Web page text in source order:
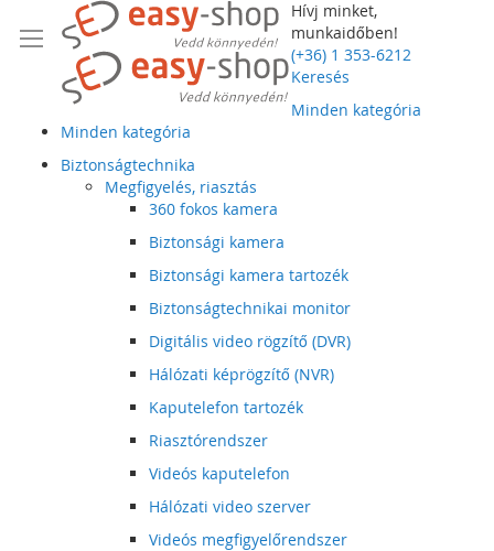
Hívj minket,
munkaidőben!
(+36) 1 353-6212
Keresés
Minden kategória
Minden kategória
Biztonságtechnika
Megfigyelés, riasztás
360 fokos kamera
Biztonsági kamera
Biztonsági kamera tartozék
Biztonságtechnikai monitor
Digitális video rögzítő (DVR)
Hálózati képrögzítő (NVR)
Kaputelefon tartozék
Riasztórendszer
Videós kaputelefon
Hálózati video szerver
Videós megfigyelőrendszer